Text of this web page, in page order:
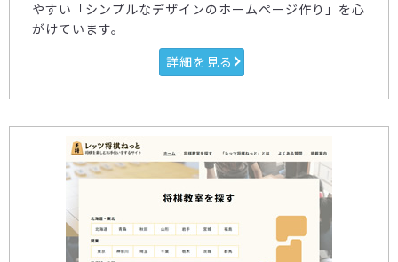
やすい「シンプルなデザインのホームページ作り」を心
がけています。
詳細を見る